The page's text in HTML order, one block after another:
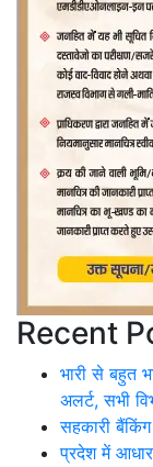
Recent
भारी से बहुत
अलर्ट, सभी
सहकारी
प्रदेश में